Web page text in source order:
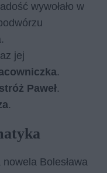
wywołało w
jej
.
stróż Paweł.
.
Bolesława